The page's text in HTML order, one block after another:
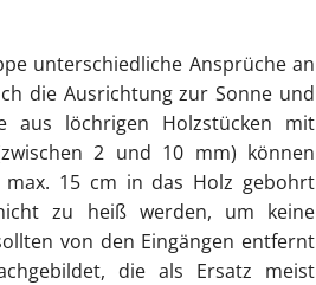
unterschiedliche Ansprüche an
die Ausrichtung zur Sonne und
aus löchrigen Holzstücken mit
2 und 10 mm) können
15 cm in das Holz gebohrt
zu heiß werden, um keine
von den Eingängen entfernt
die als Ersatz meist